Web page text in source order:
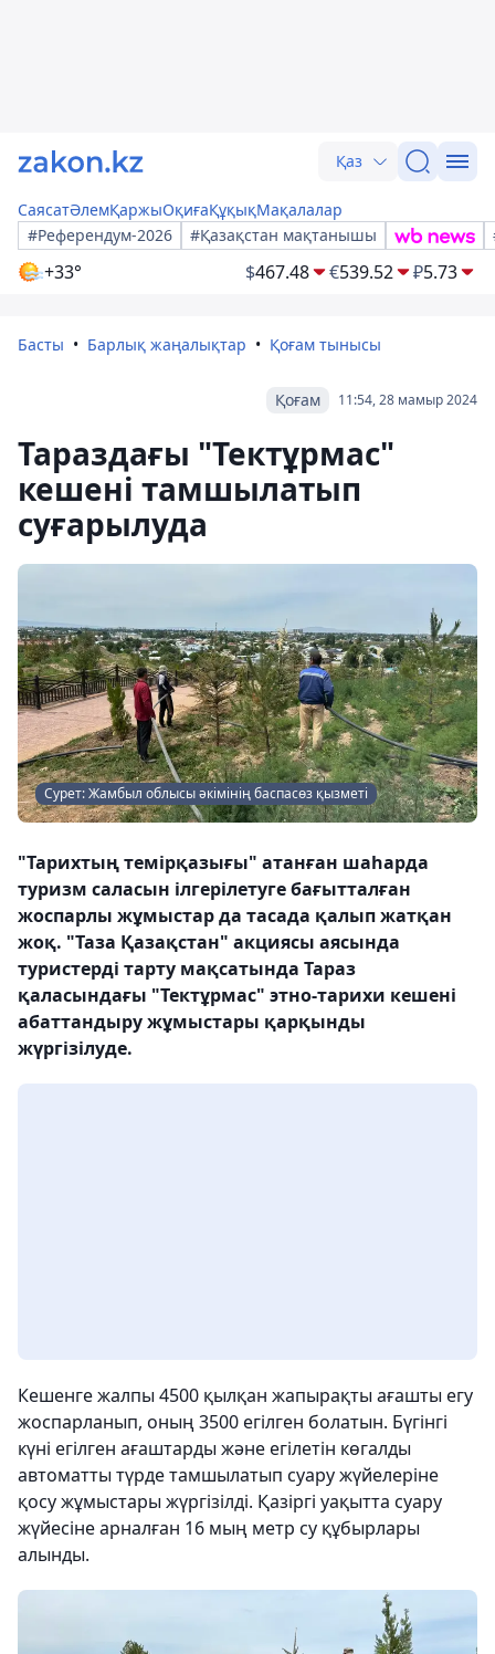
Қаз
СаясатӘлемҚаржыОқиғаҚұқықМақалалар
#Референдум-2026
#Қазақстан мақтанышы
+33° $467.48 €539.52 ₽5.73
Басты Барлық жаңалықтар Қоғам тынысы
11:54, 28 мамыр 2024
Қоғам
Тараздағы "Тектұрмас"
кешені тамшылатып
суғарылуда
Сурет: Жамбыл облысы әкімінің баспасөз қызметі
"Тарихтың темірқазығы" атанған шаһарда
туризм саласын ілгерілетуге бағытталған
жоспарлы жұмыстар да тасада қалып жатқан
жоқ. "Таза Қазақстан" акциясы аясында
туристерді тарту мақсатында Тараз
қаласындағы "Тектұрмас" этно-тарихи кешені
абаттандыру жұмыстары қарқынды
жүргізілуде.
Кешенге жалпы 4500 қылқан жапырақты ағашты егу
жоспарланып, оның 3500 егілген болатын. Бүгінгі
күні егілген ағаштарды және егілетін көгалды
автоматты түрде тамшылатып суару жүйелеріне
қосу жұмыстары жүргізілді. Қазіргі уақытта суару
жүйесіне арналған 16 мың метр су құбырлары
алынды.